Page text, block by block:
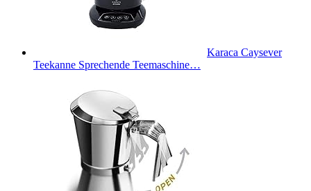
Karaca Caysever
Teekanne Sprechende Teemaschine…